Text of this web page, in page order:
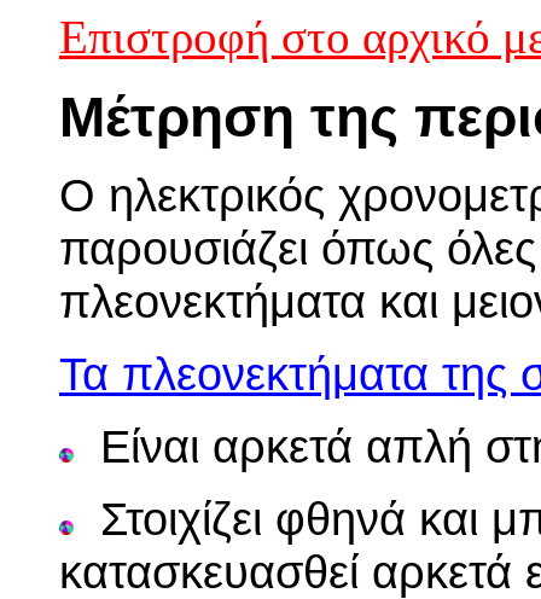
Επιστροφή στο αρχικό
Μέτρηση της
Ο ηλεκτρικός
παρουσιάζει όπως
πλεονεκτήματα και
Τα πλεονεκτήματα της
Είναι αρκετά απλή
Στοιχίζει φθηνά και
κατασκευασθεί αρκετά